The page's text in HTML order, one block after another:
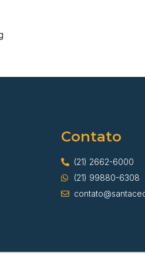
Contato
(21) 2662-6000
(21) 99880-6308